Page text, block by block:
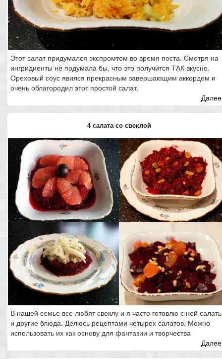
Этот салат придумался экспромтом во время поста. Смотря на
ингридиенты не подумала бы, что это получится ТАК вкусно.
Ореховый соус явился прекрасным завершающим аккордом и
очень облагородил этот простой салат.
4 салата со свеклой
В нашей семье все любят свеклу и я часто готовлю с ней
и другие блюда. Делюсь рецептами четырех салатов. Можно
использовать их как основу для фантазии и творчества